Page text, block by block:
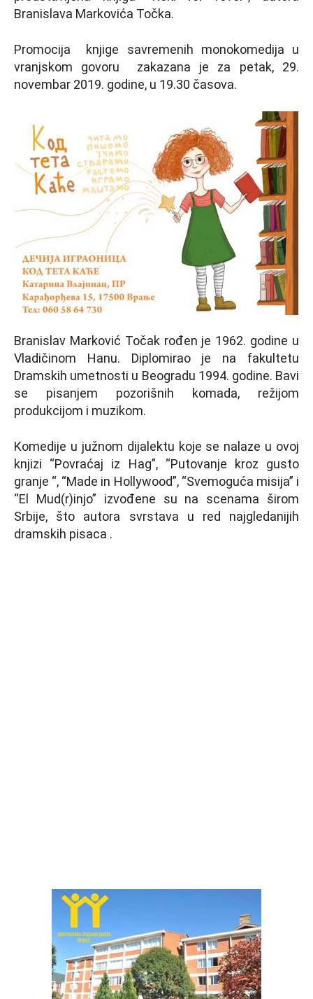
Branislava Markovića Točka.
Promocija knjige savremenih monokomedija u
vranjskom govoru zakazana je za petak, 29.
novembar 2019. godine, u 19.30 časova.
Branislav Marković Točak rođen je 1962. godine u
Vladičinom Hanu. Diplomirao je na fakultetu
Dramskih umetnosti u Beogradu 1994. godine. Bavi
se pisanjem pozorišnih komada, režijom
produkcijom i muzikom.
Komedije u južnom dijalektu koje se nalaze u ovoj
knjizi “Povraćaj iz Hag”, “Putovanje kroz gusto
granje “, “Made in Hollywood”, “Svemoguća misija” i
“El Mud(r)injo” izvođene su na scenama širom
Srbije, što autora svrstava u red najgledanijih
dramskih pisaca .